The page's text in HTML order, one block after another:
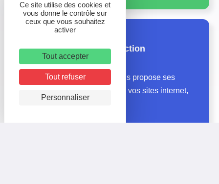
Nos agences de production
Le groupe Logitourisme vous propose ses
agences pour la création de vos sites internet,
Ce site utilise des cookies et
vous donne le contrôle sur
ceux que vous souhaitez
activer
Tout accepter
Tout refuser
Personnaliser